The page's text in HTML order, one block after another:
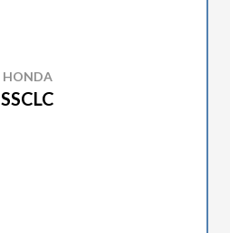
HONDA
SSCLC